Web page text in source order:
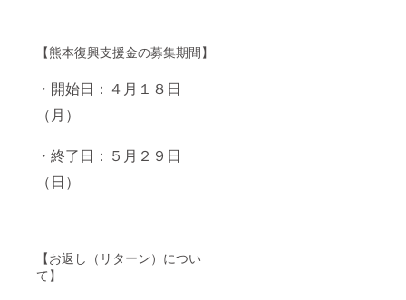
【熊本復興支援金の募集期間】
・開始日：４月１８日
（月）
・終了日：５月２９日
（日）
【お返し（リターン）につい
て】